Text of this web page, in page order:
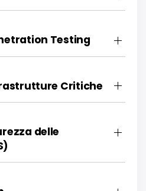
Testing
Critiche
delle